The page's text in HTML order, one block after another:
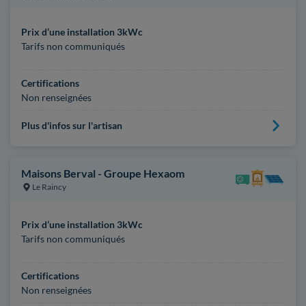
Prix d’une installation 3kWc
Tarifs non communiqués
Certifications
Non renseignées
Plus d'infos sur l'artisan
Maisons Berval - Groupe Hexaom
Le Raincy
Prix d’une installation 3kWc
Tarifs non communiqués
Certifications
Non renseignées